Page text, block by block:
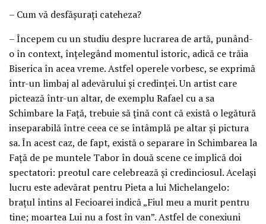
– Cum vă desfăşuraţi cateheza?
– Începem cu un studiu despre lucrarea de artă, punând-
o în context, înţelegând momentul istoric, adică ce trăia
Biserica în acea vreme. Astfel operele vorbesc, se exprimă
într-un limbaj al adevărului şi credinţei. Un artist care
pictează într-un altar, de exemplu Rafael cu a sa
Schimbare la Faţă, trebuie să ţină cont că există o legătură
inseparabilă între ceea ce se întâmplă pe altar şi pictura
sa. În acest caz, de fapt, există o separare în Schimbarea la
Faţă de pe muntele Tabor în două scene ce implică doi
spectatori: preotul care celebrează şi credinciosul. Acelaşi
lucru este adevărat pentru Pieta a lui Michelangelo:
braţul întins al Fecioarei indică „Fiul meu a murit pentru
tine; moartea Lui nu a fost în van”. Astfel de conexiuni